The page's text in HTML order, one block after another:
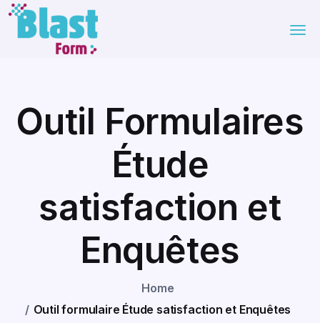
Outil Formulaires
Étude
satisfaction et
Enquêtes
Home
Outil formulaire Étude satisfaction et Enquêtes